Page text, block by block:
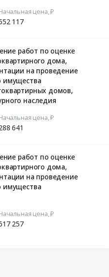
цена, ₽
117
работ по оценке
дома,
на проведение
имущества
домов,
наследия
цена, ₽
641
работ по оценке
дома,
на проведение
имущества
цена, ₽
257